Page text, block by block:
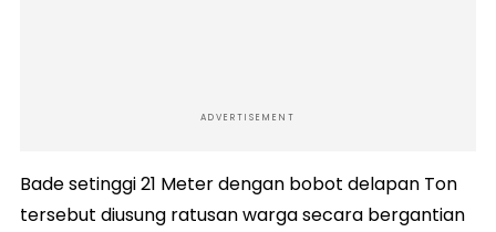
ADVERTISEMENT
Bade setinggi 21 Meter dengan bobot delapan Ton
tersebut diusung ratusan warga secara bergantian